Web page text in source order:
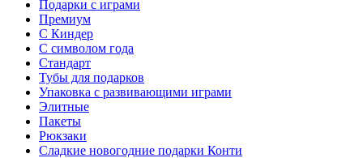
Подарки с играми
Премиум
С Киндер
С символом года
Стандарт
Тубы для подарков
Упаковка с развивающими играми
Элитные
Пакеты
Рюкзаки
Сладкие новогодние подарки Конти